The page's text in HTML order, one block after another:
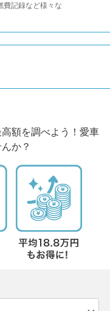
費記録など様々な
額を調べよう！愛車
か？